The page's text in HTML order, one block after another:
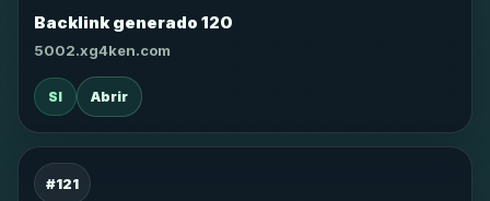
Backlink generado 120
5002.xg4ken.com
SI Abrir
#121